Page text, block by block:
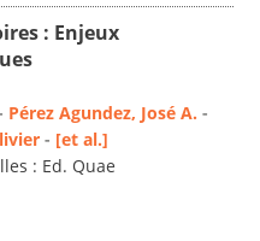
: Enjeux
Pérez Agundez, José A. -
- [et al.]
: Ed. Quae